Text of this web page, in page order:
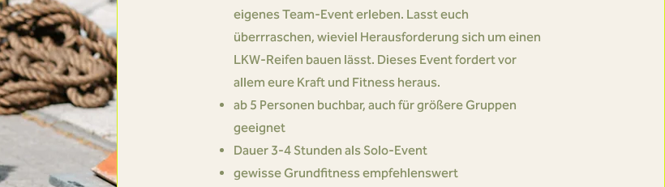
eigenes Team-Event erleben. Lasst euch
überrraschen, wieviel Herausforderung sich um einen
LKW-Reifen bauen lässt. Dieses Event fordert vor
allem eure Kraft und Fitness heraus.
ab 5 Personen buchbar, auch für größere Gruppen
geeignet
Dauer 3-4 Stunden als Solo-Event
gewisse Grundfitness empfehlenswert